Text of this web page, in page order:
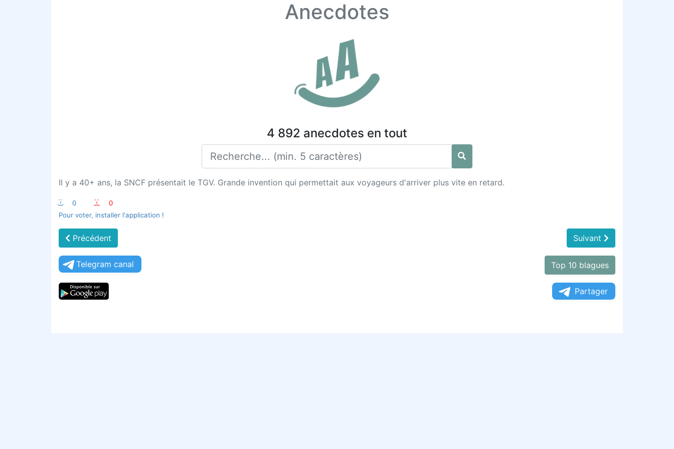
Anecdotes
4 892 anecdotes en tout
Il y a 40+ ans, la SNCF présentait le TGV. Grande invention qui permettait aux voyageurs d'arriver plus vite en retard.
:-) 0 :-(
0
Pour voter, installer l'application !
Précédent Suivant
Telegram canal Top 10 blagues
Partager